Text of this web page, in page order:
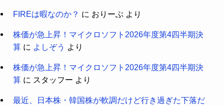
FIREは暇なのか？ に おりーぶ より
株価が急上昇！マイクロソフト2026年度第4四半期決
算に よしぞう より
株価が急上昇！マイクロソフト2026年度第4四半期決
算に スタッフー より
最近、日本株・韓国株が軟調だけど行き過ぎた下落だ